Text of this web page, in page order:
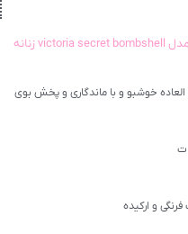
ویژگی های عطر اسمارت کالکشن شماره 531 مدل victoria secret bombshell زنانه
خوشبو و با ماندگاری و پخش بوی
فرنگی و ارکیده